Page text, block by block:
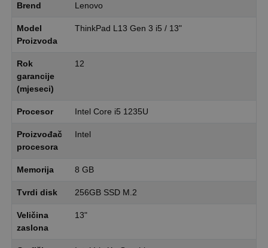
Brend Lenovo
Model
Proizvoda
ThinkPad L13 Gen 3 i5 / 13"
Rok
garancije
(mjeseci)
12
Procesor Intel Core i5 1235U
Proizvođač
procesora
Intel
Memorija 8 GB
Tvrdi disk 256GB SSD M.2
Veličina
zaslona
13"